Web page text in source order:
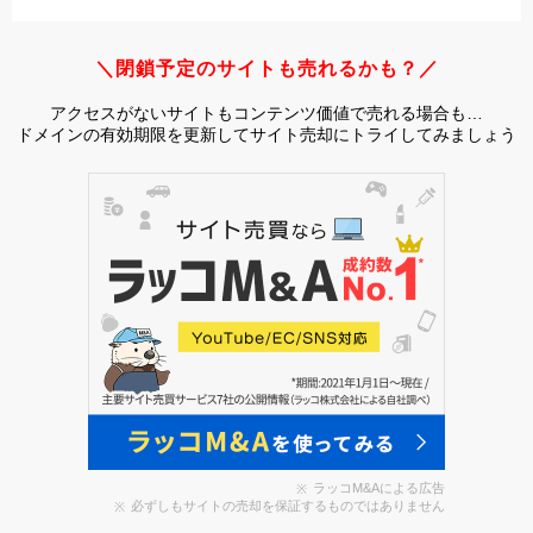
＼閉鎖予定のサイトも売れるかも？／
アクセスがないサイトもコンテンツ価値で売れる場合も…
ドメインの有効期限を更新してサイト売却にトライしてみましょう
ラッコM&Aによる広告
必ずしもサイトの売却を保証するものではありません